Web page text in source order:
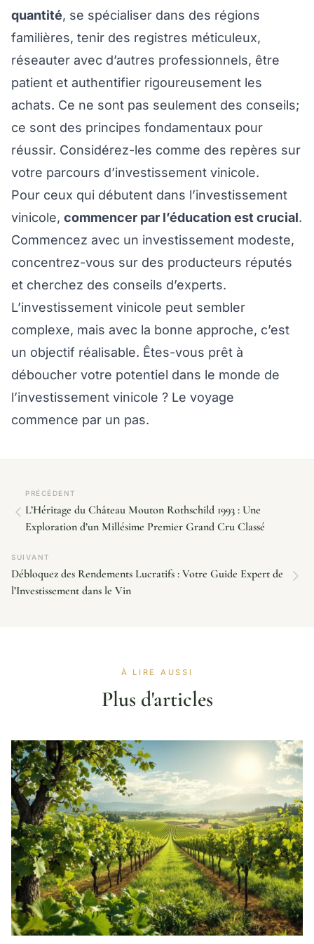
quantité, se spécialiser dans des régions
familières, tenir des registres méticuleux,
réseauter avec d’autres professionnels, être
patient et authentifier rigoureusement les
achats. Ce ne sont pas seulement des conseils;
ce sont des principes fondamentaux pour
réussir. Considérez-les comme des repères sur
votre parcours d’investissement vinicole.
Pour ceux qui débutent dans l’investissement
vinicole, commencer par l’éducation est crucial.
Commencez avec un investissement modeste,
concentrez-vous sur des producteurs réputés
et cherchez des conseils d’experts.
L’investissement vinicole peut sembler
complexe, mais avec la bonne approche, c’est
un objectif réalisable. Êtes-vous prêt à
déboucher votre potentiel dans le monde de
l’investissement vinicole ? Le voyage
commence par un pas.
PRÉCÉDENT
L’Héritage du Château Mouton Rothschild 1993 : Une
Exploration d’un Millésime Premier Grand Cru Classé
SUIVANT
Débloquez des Rendements Lucratifs : Votre Guide Expert de
l’Investissement dans le Vin
À LIRE AUSSI
Plus d'articles